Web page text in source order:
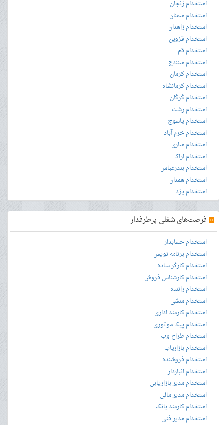
استخدام زنجان
استخدام سمنان
استخدام زاهدان
استخدام قزوین
استخدام قم
استخدام سنندج
استخدام کرمان
استخدام کرمانشاه
استخدام گرگان
استخدام رشت
استخدام یاسوج
استخدام خرم آباد
استخدام ساری
استخدام اراک
استخدام بندرعباس
استخدام همدان
استخدام یزد
» فرصت‌های شغلی پرطرفدار
استخدام حسابدار
استخدام برنامه نویس
استخدام کارگر ساده
استخدام کارشناس فروش
استخدام راننده
استخدام منشی
استخدام کارمند اداری
استخدام پیک موتوری
استخدام طراح وب
استخدام بازاریاب
استخدام فروشنده
استخدام انباردار
استخدام مدیر بازاریابی
استخدام مدیر مالی
استخدام کارمند بانک
استخدام مدیر فنی